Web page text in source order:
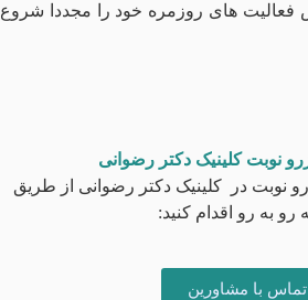
های روزمره خود را مجددا شروع
نوبت کلینیک دکتر رضوانی
نوبت در کلینیک دکتر رضوانی از طریق
رو به رو اقدام کنید:
تماس با مشاورین